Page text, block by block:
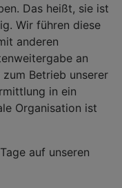
Das heißt, sie ist
Wir führen diese
anderen
an
Betrieb unserer
in ein
Organisation ist
auf unseren